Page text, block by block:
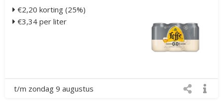
€2,20 korting (25%)
€3,34 per liter
t/m zondag 9 augustus